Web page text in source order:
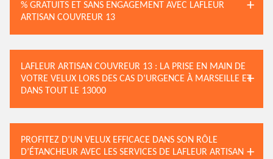
% GRATUITS ET SANS ENGAGEMENT AVEC LAFLEUR
ARTISAN COUVREUR 13
LAFLEUR ARTISAN COUVREUR 13 : LA PRISE EN MAIN DE
VOTRE VELUX LORS DES CAS D’URGENCE À MARSEILLE ET
DANS TOUT LE 13000
PROFITEZ D’UN VELUX EFFICACE DANS SON RÔLE
D’ÉTANCHEUR AVEC LES SERVICES DE LAFLEUR ARTISAN